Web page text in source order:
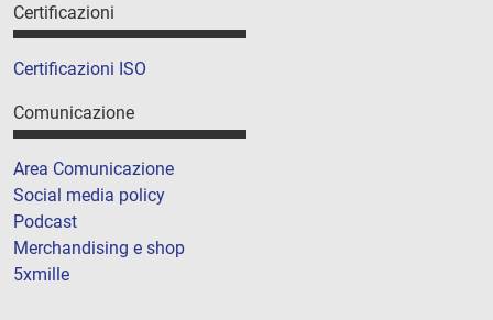
Certificazioni
Certificazioni ISO
Comunicazione
Area Comunicazione
Social media policy
Podcast
Merchandising e shop
5xmille